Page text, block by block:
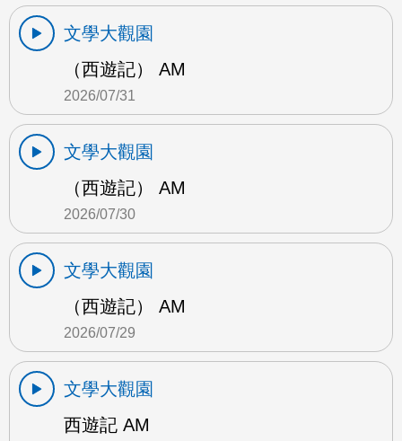
文學大觀園
（西遊記） AM
2026/07/31
文學大觀園
（西遊記） AM
2026/07/30
文學大觀園
（西遊記） AM
2026/07/29
文學大觀園
西遊記 AM